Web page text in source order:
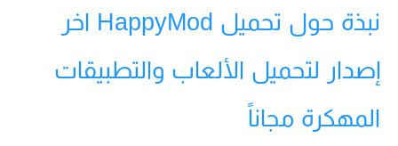
نبذة حول تحميل HappyMod اخر
إصدار لتحميل الألعاب والتطبيقات
المهكرة مجاناً